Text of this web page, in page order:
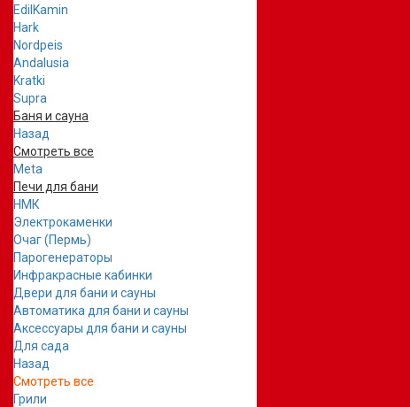
EdilKamin
Hark
Nordpeis
Andalusia
Kratki
Supra
Баня и сауна
Назад
Смотреть все
Meta
Печи для бани
НМК
Электрокаменки
Очаг (Пермь)
Парогенераторы
Инфракрасные кабинки
Двери для бани и сауны
Автоматика для бани и сауны
Аксессуары для бани и сауны
Для сада
Назад
Смотреть все
Грили